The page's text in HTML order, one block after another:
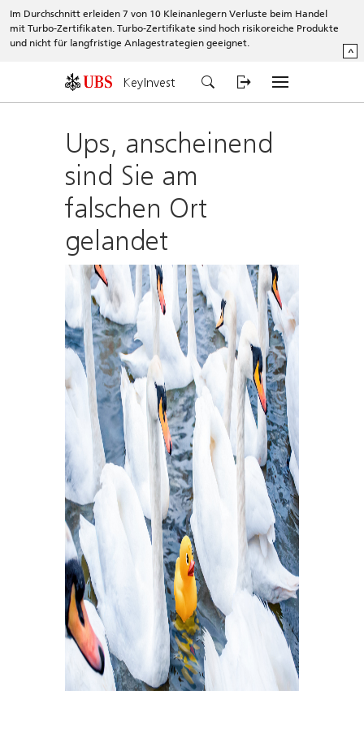
Im Durchschnitt erleiden 7 von 10 Kleinanlegern Verluste beim Handel
mit Turbo-Zertifikaten. Turbo-Zertifikate sind hoch risikoreiche Produkte
und nicht für langfristige Anlagestrategien geeignet.
^
KeyInvest
Ups, anscheinend
sind Sie am
falschen Ort
gelandet